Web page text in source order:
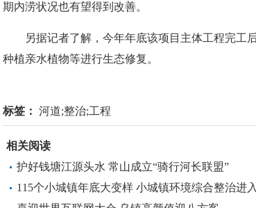
期内涝状况也有望得到改善。
另据记者了解，今年年底该项目主体工程完工后
种植亲水植物等进行生态修复。
标签： 河道;整治;工程
相关阅读
护好钱塘江源头水 常山成立“骑行河长联盟”
115个小城镇年底大变样 小城镇环境综合整治进